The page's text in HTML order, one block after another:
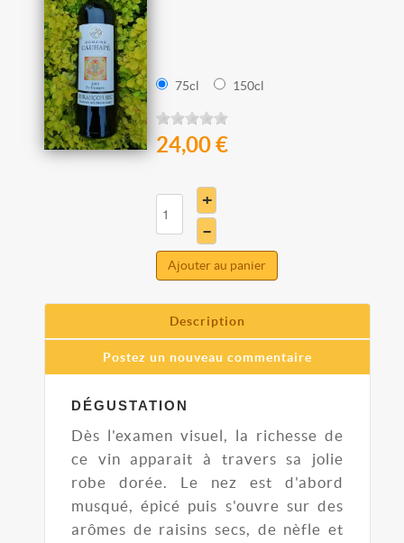
75cl 150cl
24,00 €
+
–
Ajouter au panier
Description
Postez un nouveau commentaire
DÉGUSTATION
Dès l'examen visuel, la richesse de
ce vin apparait à travers sa jolie
robe dorée. Le nez est d'abord
musqué, épicé puis s'ouvre sur des
arômes de raisins secs, de nèfle et